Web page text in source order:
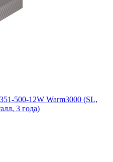
500-12W Warm3000 (SL,
3 года)